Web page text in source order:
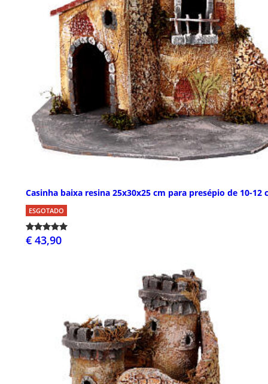
Casinha baixa resina 25x30x25 cm para presépio de 10-12
ESGOTADO
€ 43,90